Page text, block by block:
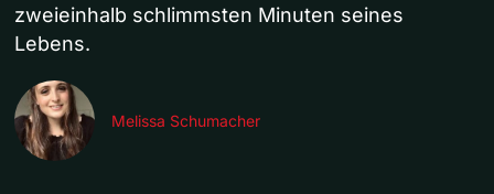
zweieinhalb schlimmsten Minuten seines
Lebens.
Melissa Schumacher